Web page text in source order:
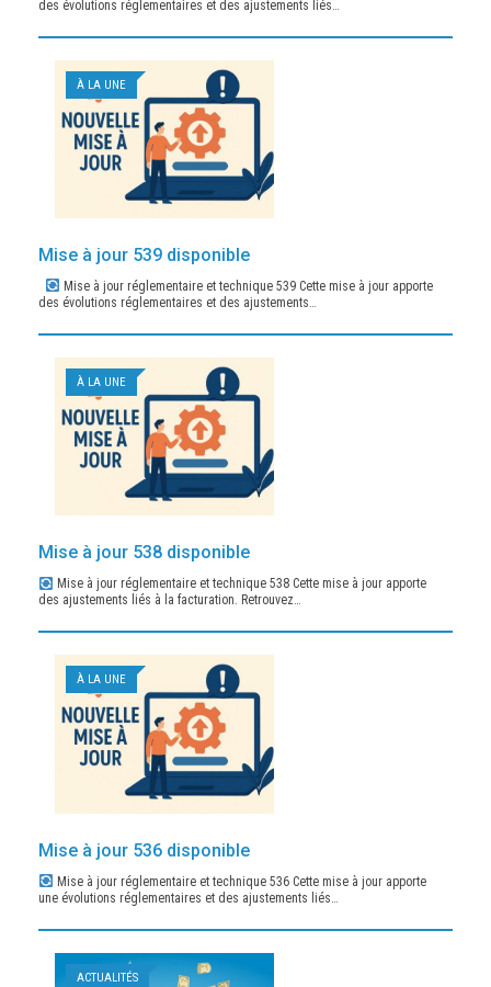
des évolutions réglementaires et des ajustements liés…
À LA UNE
Mise à jour 539 disponible
Mise à jour réglementaire et technique 539 Cette mise à jour apporte
des évolutions réglementaires et des ajustements…
À LA UNE
Mise à jour 538 disponible
Mise à jour réglementaire et technique 538 Cette mise à jour apporte
des ajustements liés à la facturation. Retrouvez…
À LA UNE
Mise à jour 536 disponible
Mise à jour réglementaire et technique 536 Cette mise à jour apporte
une évolutions réglementaires et des ajustements liés…
ACTUALITÉS